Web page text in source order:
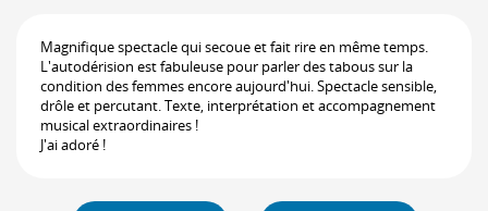
Magnifique spectacle qui secoue et fait rire en même temps.
L'autodérision est fabuleuse pour parler des tabous sur la
condition des femmes encore aujourd'hui. Spectacle sensible,
drôle et percutant. Texte, interprétation et accompagnement
musical extraordinaires !
J'ai adoré !